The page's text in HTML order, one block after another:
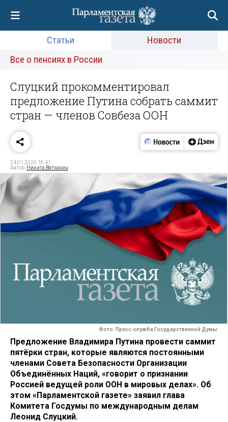
Статьи
Новости
Все о пенсиях в России
Слуцкий прокомментировал
предложение Путина собрать саммит
стран — членов Совбеза ООН
24.01.2020 16:41
Автор: Никита Вятчанин
Фото: Пресс-служба Государственной Думы
Предложение Владимира Путина провести саммит
пятёрки стран, которые являются постоянными
членами Совета Безопасности Организации
Объединённых Наций, «говорит о признании
Россией ведущей роли ООН в мировых делах». Об
этом «Парламентской газете» заявил глава
Комитета Госдумы по международным делам
Леонид Слуцкий.